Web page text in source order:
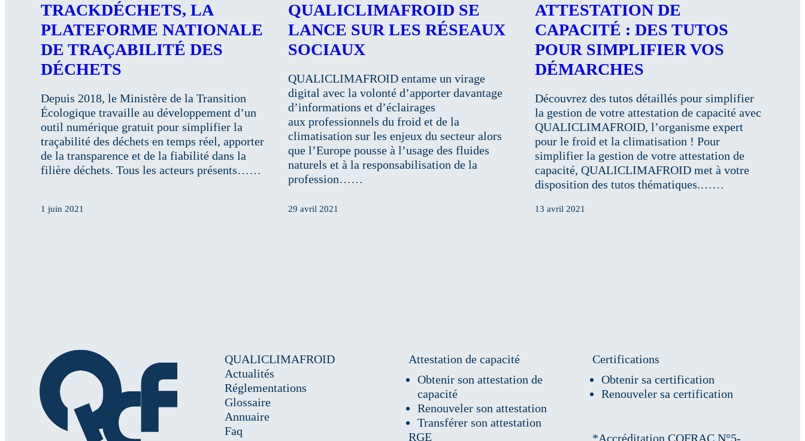
TRACKDÉCHETS, LA
PLATEFORME NATIONALE
DE TRAÇABILITÉ DES
DÉCHETS
Depuis 2018, le Ministère de la Transition
Écologique travaille au développement d’un
outil numérique gratuit pour simplifier la
traçabilité des déchets en temps réel, apporter
de la transparence et de la fiabilité dans la
filière déchets. Tous les acteurs présents……
1 juin 2021
QUALICLIMAFROID SE
LANCE SUR LES RÉSEAUX
SOCIAUX
QUALICLIMAFROID entame un virage
digital avec la volonté d’apporter davantage
d’informations et d’éclairages
aux professionnels du froid et de la
climatisation sur les enjeux du secteur alors
que l’Europe pousse à l’usage des fluides
naturels et à la responsabilisation de la
profession……
29 avril 2021
ATTESTATION DE
CAPACITÉ : DES TUTOS
POUR SIMPLIFIER VOS
DÉMARCHES
Découvrez des tutos détaillés pour simplifier
la gestion de votre attestation de capacité avec
QUALICLIMAFROID, l’organisme expert
pour le froid et la climatisation ! Pour
simplifier la gestion de votre attestation de
capacité, QUALICLIMAFROID met à votre
disposition des tutos thématiques.……
13 avril 2021
QUALICLIMAFROID
Actualités
Réglementations
Glossaire
Annuaire
Faq
Attestation de capacité
Obtenir son attestation de
capacité
Renouveler son attestation
Transférer son attestation
RGE
Certifications
Obtenir sa certification
Renouveler sa certification
*Accréditation COFRAC N°5-